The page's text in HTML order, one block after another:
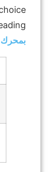
بمحرك AC